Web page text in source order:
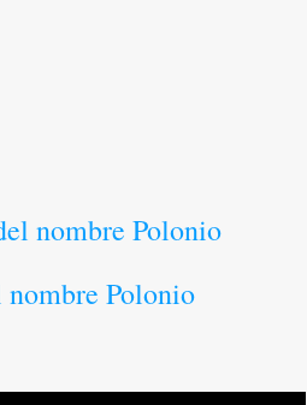
nombre Polonio
Polonio